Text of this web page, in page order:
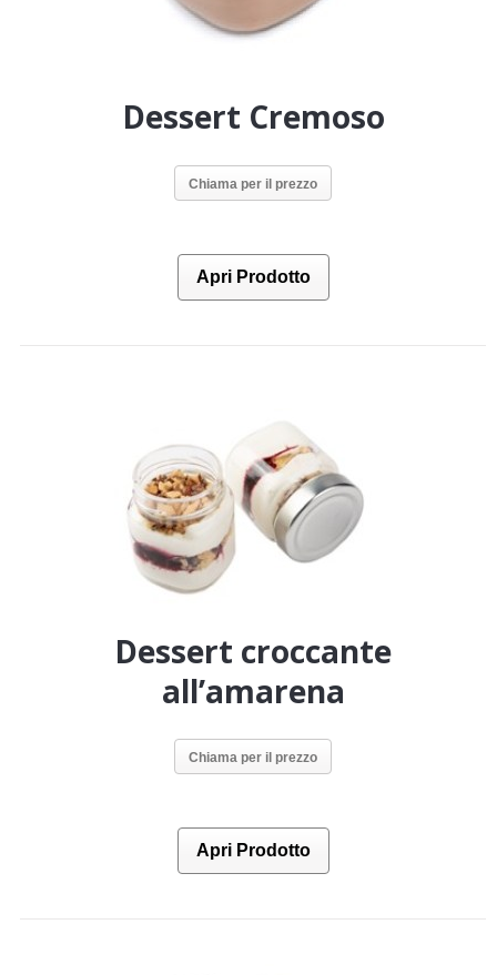
Dessert Cremoso
Chiama per il prezzo
Apri Prodotto
Dessert croccante
all’amarena
Chiama per il prezzo
Apri Prodotto